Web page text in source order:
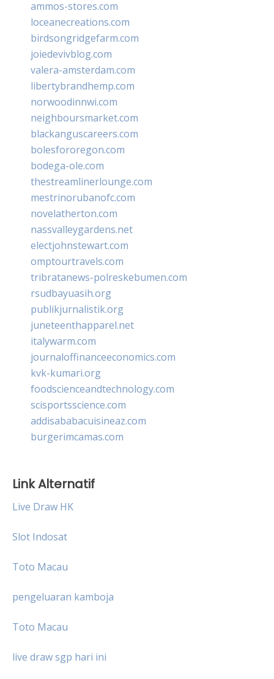
ammos-stores.com
loceanecreations.com
birdsongridgefarm.com
joiedevivblog.com
valera-amsterdam.com
libertybrandhemp.com
norwoodinnwi.com
neighboursmarket.com
blackanguscareers.com
bolesfororegon.com
bodega-ole.com
thestreamlinerlounge.com
mestrinorubanofc.com
novelatherton.com
nassvalleygardens.net
electjohnstewart.com
omptourtravels.com
tribratanews-polreskebumen.com
rsudbayuasih.org
publikjurnalistik.org
juneteenthapparel.net
italywarm.com
journaloffinanceeconomics.com
kvk-kumari.org
foodscienceandtechnology.com
scisportsscience.com
addisababacuisineaz.com
burgerimcamas.com
Link Alternatif
Live Draw HK
Slot Indosat
Toto Macau
pengeluaran kamboja
Toto Macau
live draw sgp hari ini